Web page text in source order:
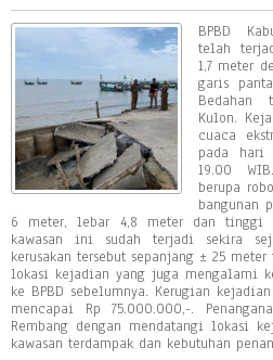
BPBD
telah
1,7 meter
garis
Bedahan
Kulon.
cuaca
pada hari
19.00
berupa
bangunan
6 meter, lebar 4,8 meter dan tinggi
kawasan ini sudah terjadi sekira
kerusakan tersebut sepanjang ± 25
lokasi kejadian yang juga mengalami
ke BPBD sebelumnya. Kerugian
mencapai Rp 75.000.000,-.
Rembang dengan mendatangi lokasi
kawasan terdampak dan kebutuhan